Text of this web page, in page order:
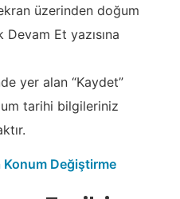
üzerinden doğum
Et yazısına
yer alan “Kaydet”
tarihi bilgileriniz
Konum Değiştirme